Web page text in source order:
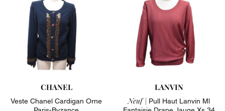
CHANEL
Veste Chanel Cardigan Orne
LANVIN
Neuf | Pull Haut Lanvin Ml